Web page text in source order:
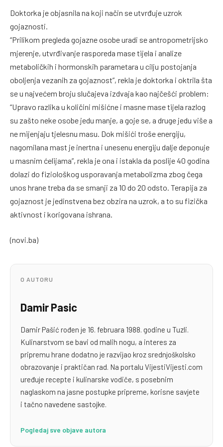
Doktorka je objasnila na koji način se utvrđuje uzrok
gojaznosti.
“Prilikom pregleda gojazne osobe uradi se antropometrijsko
mjerenje, utvrđivanje rasporeda mase tijela i analize
metaboličkih i hormonskih parametara u cilju postojanja
oboljenja vezanih za gojaznost”, rekla je doktorka i oktrila šta
se u najvećem broju slučajeva izdvaja kao najčešći problem:
“Upravo razlika u količini mišićne i masne mase tijela razlog
su zašto neke osobe jedu manje, a goje se, a druge jedu više a
ne mijenjaju tjelesnu masu. Dok mišići troše energiju,
nagomilana mast je inertna i unesenu energiju dalje deponuje
u masnim ćelijama”, rekla je ona i istakla da poslije 40 godina
dolazi do fiziološkog usporavanja metabolizma zbog čega
unos hrane treba da se smanji za 10 do 20 odsto. Terapija za
gojaznost je jedinstvena bez obzira na uzrok, a to su fizička
aktivnost i korigovana ishrana.
(novi.ba)
O AUTORU
Damir Pasic
Damir Pašić rođen je 16. februara 1988. godine u Tuzli.
Kulinarstvom se bavi od malih nogu, a interes za
pripremu hrane dodatno je razvijao kroz srednjoškolsko
obrazovanje i praktičan rad. Na portalu VijestiVijesti.com
uređuje recepte i kulinarske vodiče, s posebnim
naglaskom na jasne postupke pripreme, korisne savjete
i tačno navedene sastojke.
Pogledaj sve objave autora